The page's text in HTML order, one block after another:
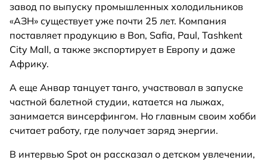
завод по выпуску промышленных холодильников
«АЗН» существует уже почти 25 лет. Компания
поставляет продукцию в Bon, Safia, Paul, Tashkent
City Mall, а также экспортирует в Европу и даже
Африку.
А еще Анвар танцует танго, участвовал в запуске
частной балетной студии, катается на лыжах,
занимается винсерфингом. Но главным своим хобби
считает работу, где получает заряд энергии.
В интервью Spot он рассказал о детском увлечении,